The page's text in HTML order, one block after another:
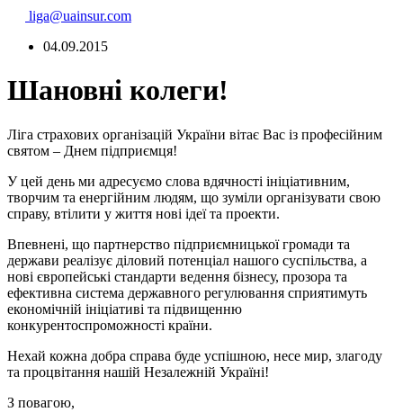
liga@uainsur.com
04.09.2015
Шановні колеги!
Ліга страхових організацій України вітає Вас із професійним
святом – Днем підприємця!
У цей день ми адресуємо слова вдячності ініціативним,
творчим та енергійним людям, що зуміли організувати свою
справу, втілити у життя нові ідеї та проекти.
Впевнені, що партнерство підприємницької громади та
держави реалізує діловий потенціал нашого суспільства, а
нові європейські стандарти ведення бізнесу, прозора та
ефективна система державного регулювання сприятимуть
економічній ініціативі та підвищенню
конкурентоспроможності країни.
Нехай кожна добра справа буде успішною, несе мир, злагоду
та процвітання нашій Незалежній Україні!
З повагою,